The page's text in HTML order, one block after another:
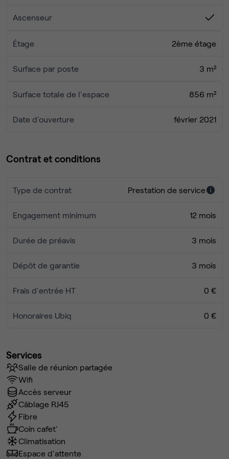
Ascenseur
Étage 2ème étage
Surface par poste 3 m²
Surface totale de l'espace 856 m²
Date d'ouverture février 2021
Contrat et conditions
Type de contrat Prestation de service
Engagement minimum 12 mois
Durée de préavis 3 mois
Dépôt de garantie 3 mois
Frais d'entrée HT 0 €
Honoraires Ubiq 0 €
Services
Salle de réunion partagée
Wifi
Accès serveur
Câblage RJ45
Fibre
Coin cafet'
Climatisation
Espace d'attente